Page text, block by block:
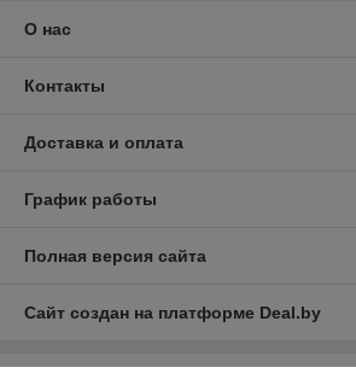
О нас
Контакты
Доставка и оплата
График работы
Полная версия сайта
Сайт создан на платформе Deal.by